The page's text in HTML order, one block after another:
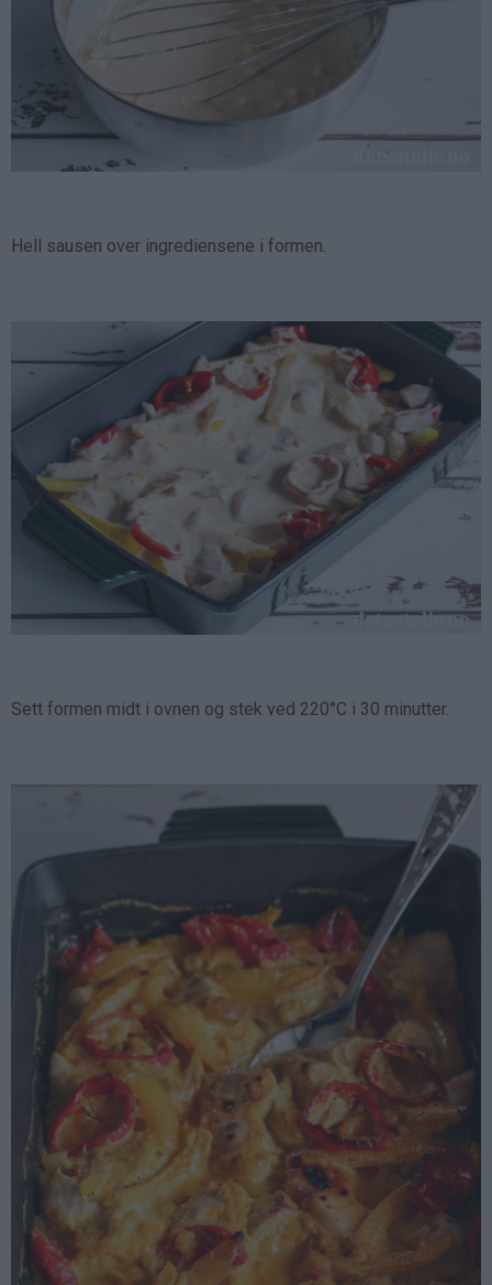
Hell sausen over ingrediensene i formen.
Sett formen midt i ovnen og stek ved 220°C i 30 minutter.